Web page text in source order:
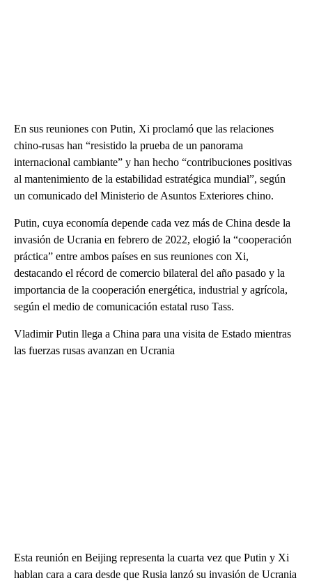
En sus reuniones con Putin, Xi proclamó que las relaciones
chino-rusas han “resistido la prueba de un panorama
internacional cambiante” y han hecho “contribuciones positivas
al mantenimiento de la estabilidad estratégica mundial”, según
un comunicado del Ministerio de Asuntos Exteriores chino.
Putin, cuya economía depende cada vez más de China desde la
invasión de Ucrania en febrero de 2022, elogió la “cooperación
práctica” entre ambos países en sus reuniones con Xi,
destacando el récord de comercio bilateral del año pasado y la
importancia de la cooperación energética, industrial y agrícola,
según el medio de comunicación estatal ruso Tass.
Vladimir Putin llega a China para una visita de Estado mientras
las fuerzas rusas avanzan en Ucrania
Esta reunión en Beijing representa la cuarta vez que Putin y Xi
hablan cara a cara desde que Rusia lanzó su invasión de Ucrania